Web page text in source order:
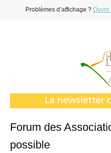
Problèmes d’affichage ? Ouvrir
Forum des
possible